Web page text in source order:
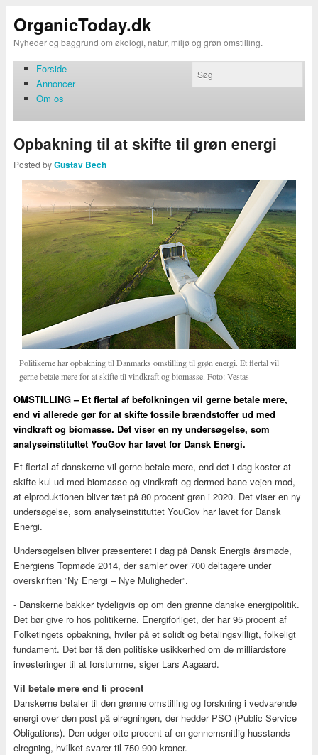
OrganicToday.dk
Nyheder og baggrund om økologi, natur, miljø og grøn omstilling.
Forside
Annoncer
Om os
Opbakning til at skifte til grøn energi
Posted byGustav Bech
Politikerne har opbakning til Danmarks omstilling til grøn energi. Et flertal vil
gerne betale mere for at skifte til vindkraft og biomasse. Foto: Vestas
OMSTILLING – Et flertal af befolkningen vil gerne betale mere,
end vi allerede gør for at skifte fossile brændstoffer ud med
vindkraft og biomasse. Det viser en ny undersøgelse, som
analyseinstituttet YouGov har lavet for Dansk Energi.
Et flertal af danskerne vil gerne betale mere, end det i dag koster at
skifte kul ud med biomasse og vindkraft og dermed bane vejen mod,
at elproduktionen bliver tæt på 80 procent grøn i 2020. Det viser en ny
undersøgelse, som analyseinstituttet YouGov har lavet for Dansk
Energi.
Undersøgelsen bliver præsenteret i dag på Dansk Energis årsmøde,
Energiens Topmøde 2014, der samler over 700 deltagere under
overskriften ”Ny Energi – Nye Muligheder”.
- Danskerne bakker tydeligvis op om den grønne danske energipolitik.
Det bør give ro hos politikerne. Energiforliget, der har 95 procent af
Folketingets opbakning, hviler på et solidt og betalingsvilligt, folkeligt
fundament. Det bør få den politiske usikkerhed om de milliardstore
investeringer til at forstumme, siger Lars Aagaard.
Vil betale mere end ti procent
Danskerne betaler til den grønne omstilling og forskning i vedvarende
energi over den post på elregningen, der hedder PSO (Public Service
Obligations). Den udgør otte procent af en gennemsnitlig husstands
elregning, hvilket svarer til 750-900 kroner.